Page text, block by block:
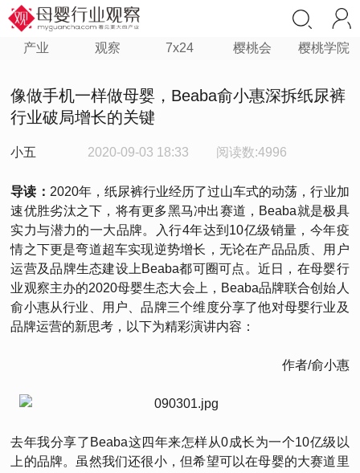
产业 观察 7x24 樱桃会 樱桃学院
像做手机一样做母婴，Beaba俞小惠深拆纸尿裤
行业破局增长的关键
小五 2020-09-03 18:33 阅读数:4996
导读： 2020年，纸尿裤行业经历了过山车式的动荡，行业加
速优胜劣汰之下，将有更多黑马冲出赛道，Beaba就是极具
实力与潜力的一大品牌。入行4年达到10亿级销量，今年疫
情之下更是弯道超车实现逆势增长，无论在产品品质、用户
运营及品牌生态建设上Beaba都可圈可点。近日，在母婴行
业观察主办的2020母婴生态大会上，Beaba品牌联合创始人
俞小惠从行业、用户、品牌三个维度分享了他对母婴行业及
品牌运营的新思考，以下为精彩演讲内容：
作者/俞小惠
去年我分享了Beaba这四年来怎样从0成长为一个10亿级以
上的品牌。虽然我们还很小，但希望可以在母婴的大赛道里